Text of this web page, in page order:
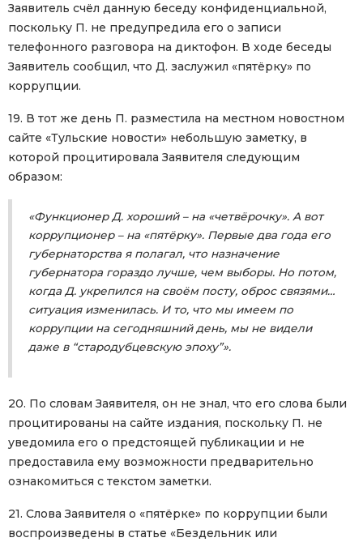
Заявитель счёл данную беседу конфиденциальной,
поскольку П. не предупредила его о записи
телефонного разговора на диктофон. В ходе беседы
Заявитель сообщил, что Д. заслужил «пятёрку» по
коррупции.
19. В тот же день П. разместила на местном новостном
сайте «Тульские новости» небольшую заметку, в
которой процитировала Заявителя следующим
образом:
«Функционер Д. хороший – на «четвёрочку». А вот
коррупционер – на «пятёрку». Первые два года его
губернаторства я полагал, что назначение
губернатора гораздо лучше, чем выборы. Но потом,
когда Д. укрепился на своём посту, оброс связями…
ситуация изменилась. И то, что мы имеем по
коррупции на сегодняшний день, мы не видели
даже в “стародубцевскую эпоху”».
20. По словам Заявителя, он не знал, что его слова были
процитированы на сайте издания, поскольку П. не
уведомила его о предстоящей публикации и не
предоставила ему возможности предварительно
ознакомиться с текстом заметки.
21. Слова Заявителя о «пятёрке» по коррупции были
воспроизведены в статье «Бездельник или